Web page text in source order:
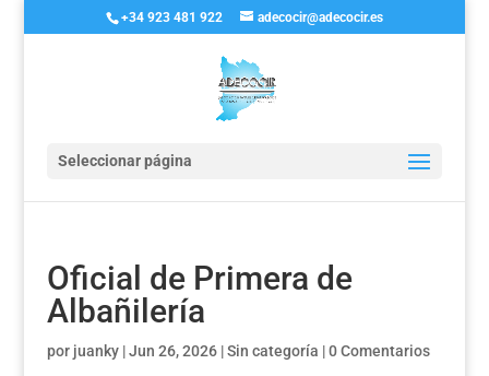
+34 923 481 922 adecocir@adecocir.es
Seleccionar página
Oficial de Primera de
Albañilería
por juanky|Jun 26, 2026|Sin categoría |0 Comentarios